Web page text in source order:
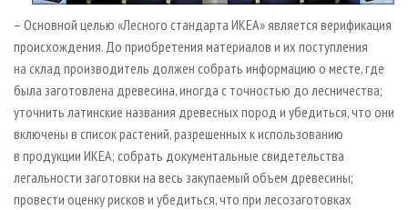
– Основной целью «Лесного стандарта ИКЕА» является верификация
происхождения. До приобретения материалов и их поступления
на склад производитель должен собрать информацию о месте, где
была заготовлена древесина, иногда с точностью до лесничества;
уточнить латинские названия древесных пород и убедиться, что они
включены в список растений, разрешенных к использованию
в продукции ИКЕА; собрать документальные свидетельства
легальности заготовки на весь закупаемый объем древесины;
провести оценку рисков и убедиться, что при лесозаготовках